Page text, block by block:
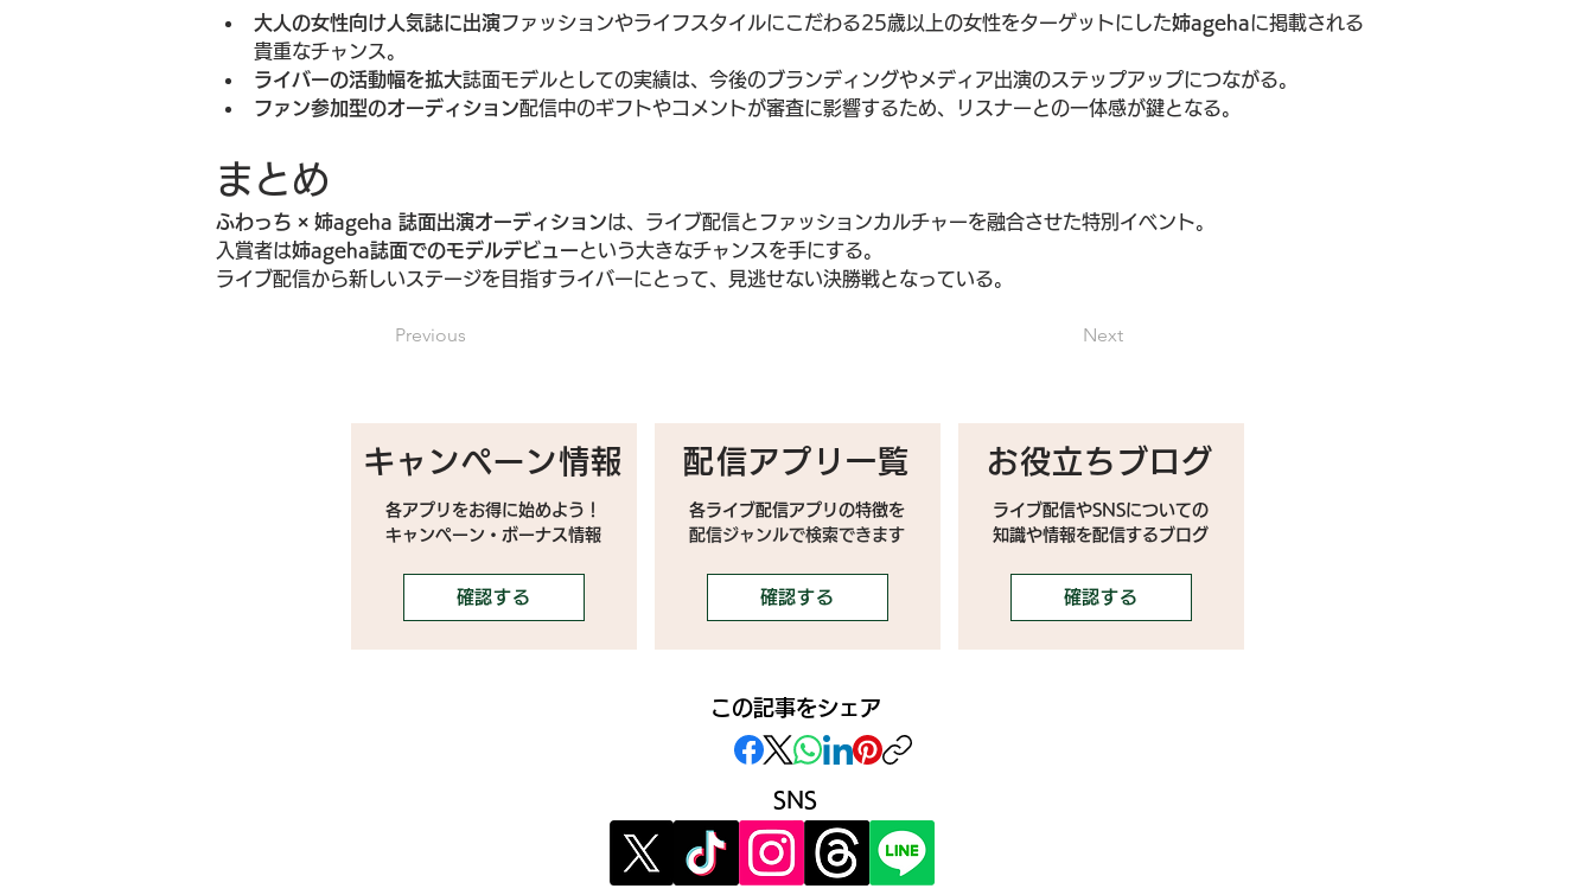
大人の女性向け人気誌に出演ファッションやライフスタイルにこだわる25歳以上の女性をターゲットにした姉agehaに掲載される
貴重なチャンス。
ライバーの活動幅を拡大誌面モデルとしての実績は、今後のブランディングやメディア出演のステップアップにつながる。
ファン参加型のオーディション配信中のギフトやコメントが審査に影響するため、リスナーとの一体感が鍵となる。
まとめ
ふわっち × 姉ageha 誌面出演オーディションは、ライブ配信とファッションカルチャーを融合させた特別イベント。
入賞者は姉ageha誌面でのモデルデビューという大きなチャンスを手にする。
ライブ配信から新しいステージを目指すライバーにとって、見逃せない決勝戦となっている。
Previous Next
キャンペーン情報
各アプリをお得に始めよう！
キャンペーン・ボーナス情報
確認する
配信アプリ一覧
各ライブ配信アプリの特徴を
配信ジャンルで検索できます
確認する
お役立ちブログ
ライブ配信やSNSについての
​知識や情報を配信するブログ
確認する
この記事をシェア
SNS